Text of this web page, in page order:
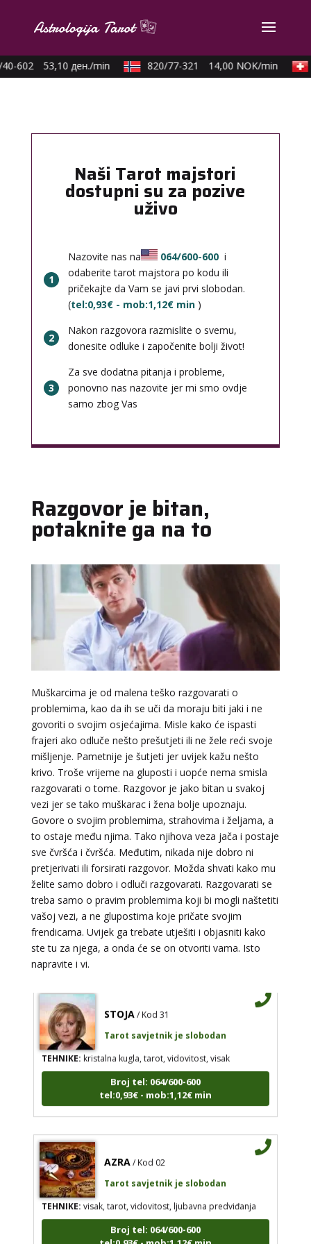
602 53,10 ден./min 820/77-321 14,00 NOK/min
Naši Tarot majstori
dostupni su za pozive
uživo
1
Nazovite nas na 064/600-600 i
odaberite tarot majstora po kodu ili
pričekajte da Vam se javi prvi slobodan.
(tel:0,93€ - mob:1,12€ min )
2
Nakon razgovora razmislite o svemu,
donesite odluke i započenite bolji život!
3
Za sve dodatna pitanja i probleme,
ponovno nas nazovite jer mi smo ovdje
samo zbog Vas
Razgovor je bitan,
potaknite ga na to
Muškarcima je od malena teško razgovarati o
problemima, kao da ih se uči da moraju biti jaki i ne
govoriti o svojim osjećajima. Misle kako će ispasti
frajeri ako odluče nešto prešutjeti ili ne žele reći svoje
mišljenje. Pametnije je šutjeti jer uvijek kažu nešto
krivo. Troše vrijeme na gluposti i uopće nema smisla
razgovarati o tome. Razgovor je jako bitan u svakoj
vezi jer se tako muškarac i žena bolje upoznaju.
Govore o svojim problemima, strahovima i željama, a
to ostaje među njima. Tako njihova veza jača i postaje
sve čvršća i čvršća. Međutim, nikada nije dobro ni
pretjerivati ili forsirati razgovor. Možda shvati kako mu
želite samo dobro i odluči razgovarati. Razgovarati se
treba samo o pravim problemima koji bi mogli naštetiti
vašoj vezi, a ne glupostima koje pričate svojim
frendicama. Uvijek ga trebate utješiti i objasniti kako
ste tu za njega, a onda će se on otvoriti vama. Isto
napravite i vi.
Tarot savjetnik je slobodan
TEHNIKE:psihološki razgovori, sudbinske karte, tarot,
tumačenje snova
Broj tel: 064/600-600
tel:0,93€ - mob:1,12€ min
VESNA/ Kod 05
Tarot savjetnik je slobodan
TEHNIKE:numerologija, anđeoski i ljubavni tarot, visak, yi
ching, knjiga promjena mudrosti, rune, izrada runskih
amajlija
Broj tel: 064/600-600
tel:0,93€ - mob:1,12€ min
STOJA / Kod 31
Tarot savjetnik je slobodan
TEHNIKE:kristalna kugla, tarot, vidovitost, visak
Broj tel: 064/600-600
tel:0,93€ - mob:1,12€ min
AZRA / Kod 02
Tarot savjetnik je slobodan
TEHNIKE:visak, tarot, vidovitost, ljubavna predviđanja
Broj tel: 064/600-600
tel:0,93€ - mob:1,12€ min